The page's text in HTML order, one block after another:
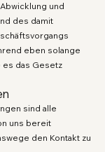
und
des damit
eben solange
es das Gesetz
sind alle
uns bereit
den Kontakt zu